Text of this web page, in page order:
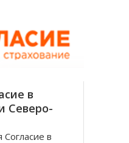
в
Северо-
Согласие в